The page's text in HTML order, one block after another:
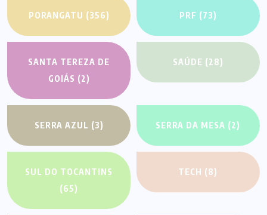
PORANGATU (356) PRF (73)
SANTA TEREZA DE
GOIÁS (2)
SAÚDE (28)
SERRA AZUL (3) SERRA DA MESA (2)
SUL DO TOCANTINS
(65)
TECH (8)